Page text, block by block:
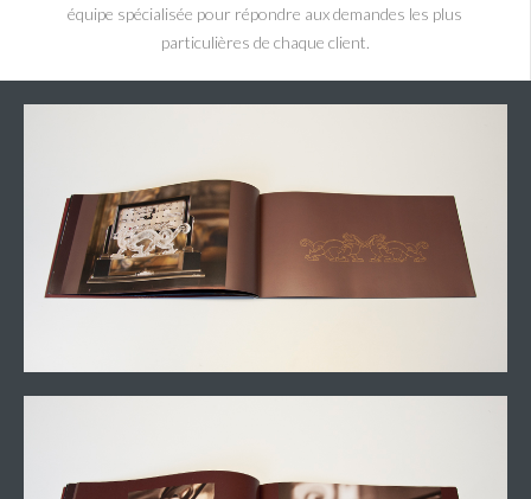
équipe spécialisée pour répondre aux demandes les plus
particulières de chaque client.